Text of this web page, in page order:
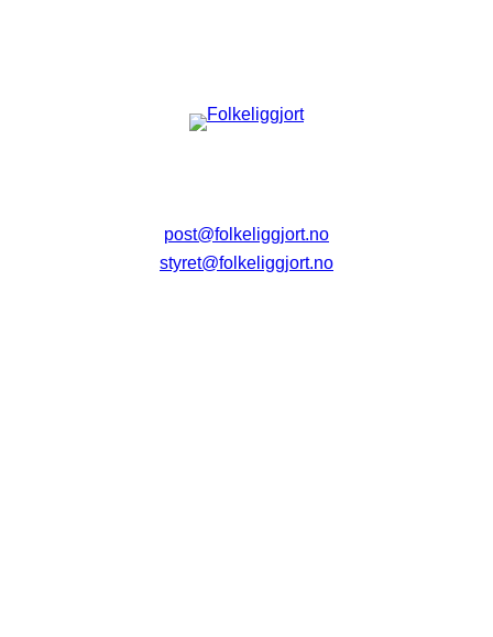
post@folkeliggjort.no
styret@folkeliggjort.no